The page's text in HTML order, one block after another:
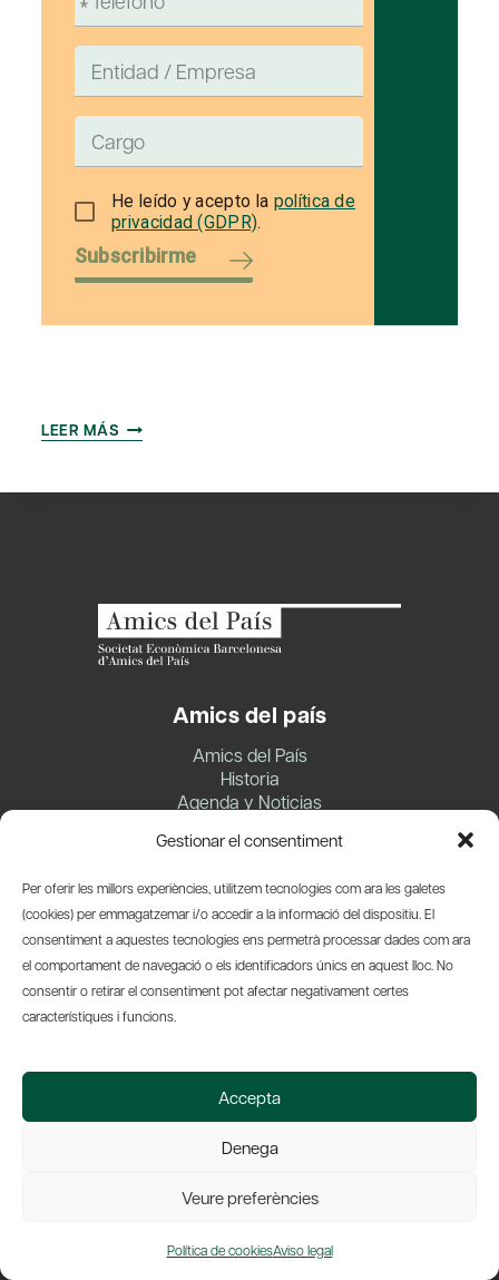
Gestionar el consentiment
Per oferir les millors experiències, utilitzem tecnologies com ara les galetes
(cookies) per emmagatzemar i/o accedir a la informació del dispositiu. El
consentiment a aquestes tecnologies ens permetrà processar dades com ara
el comportament de navegació o els identificadors únics en aquest lloc. No
consentir o retirar el consentiment pot afectar negativament certes
característiques i funcions.
Accepta
Denega
Veure preferències
Política de cookiesAviso legal
He leído y acepto la política de
privacidad (GDPR).
Subscribirme
LEER MÁS ESTRATEGIAS
TURÍSTICO
A
CATALUNYA
Amics del país
Amics del País
Historia
Agenda y Noticias
Barcelona Tribuna
Premios
Agenda y noticias
Barcelona Tribuna
Barcelona Tribuna
Conferencias
Publicacions